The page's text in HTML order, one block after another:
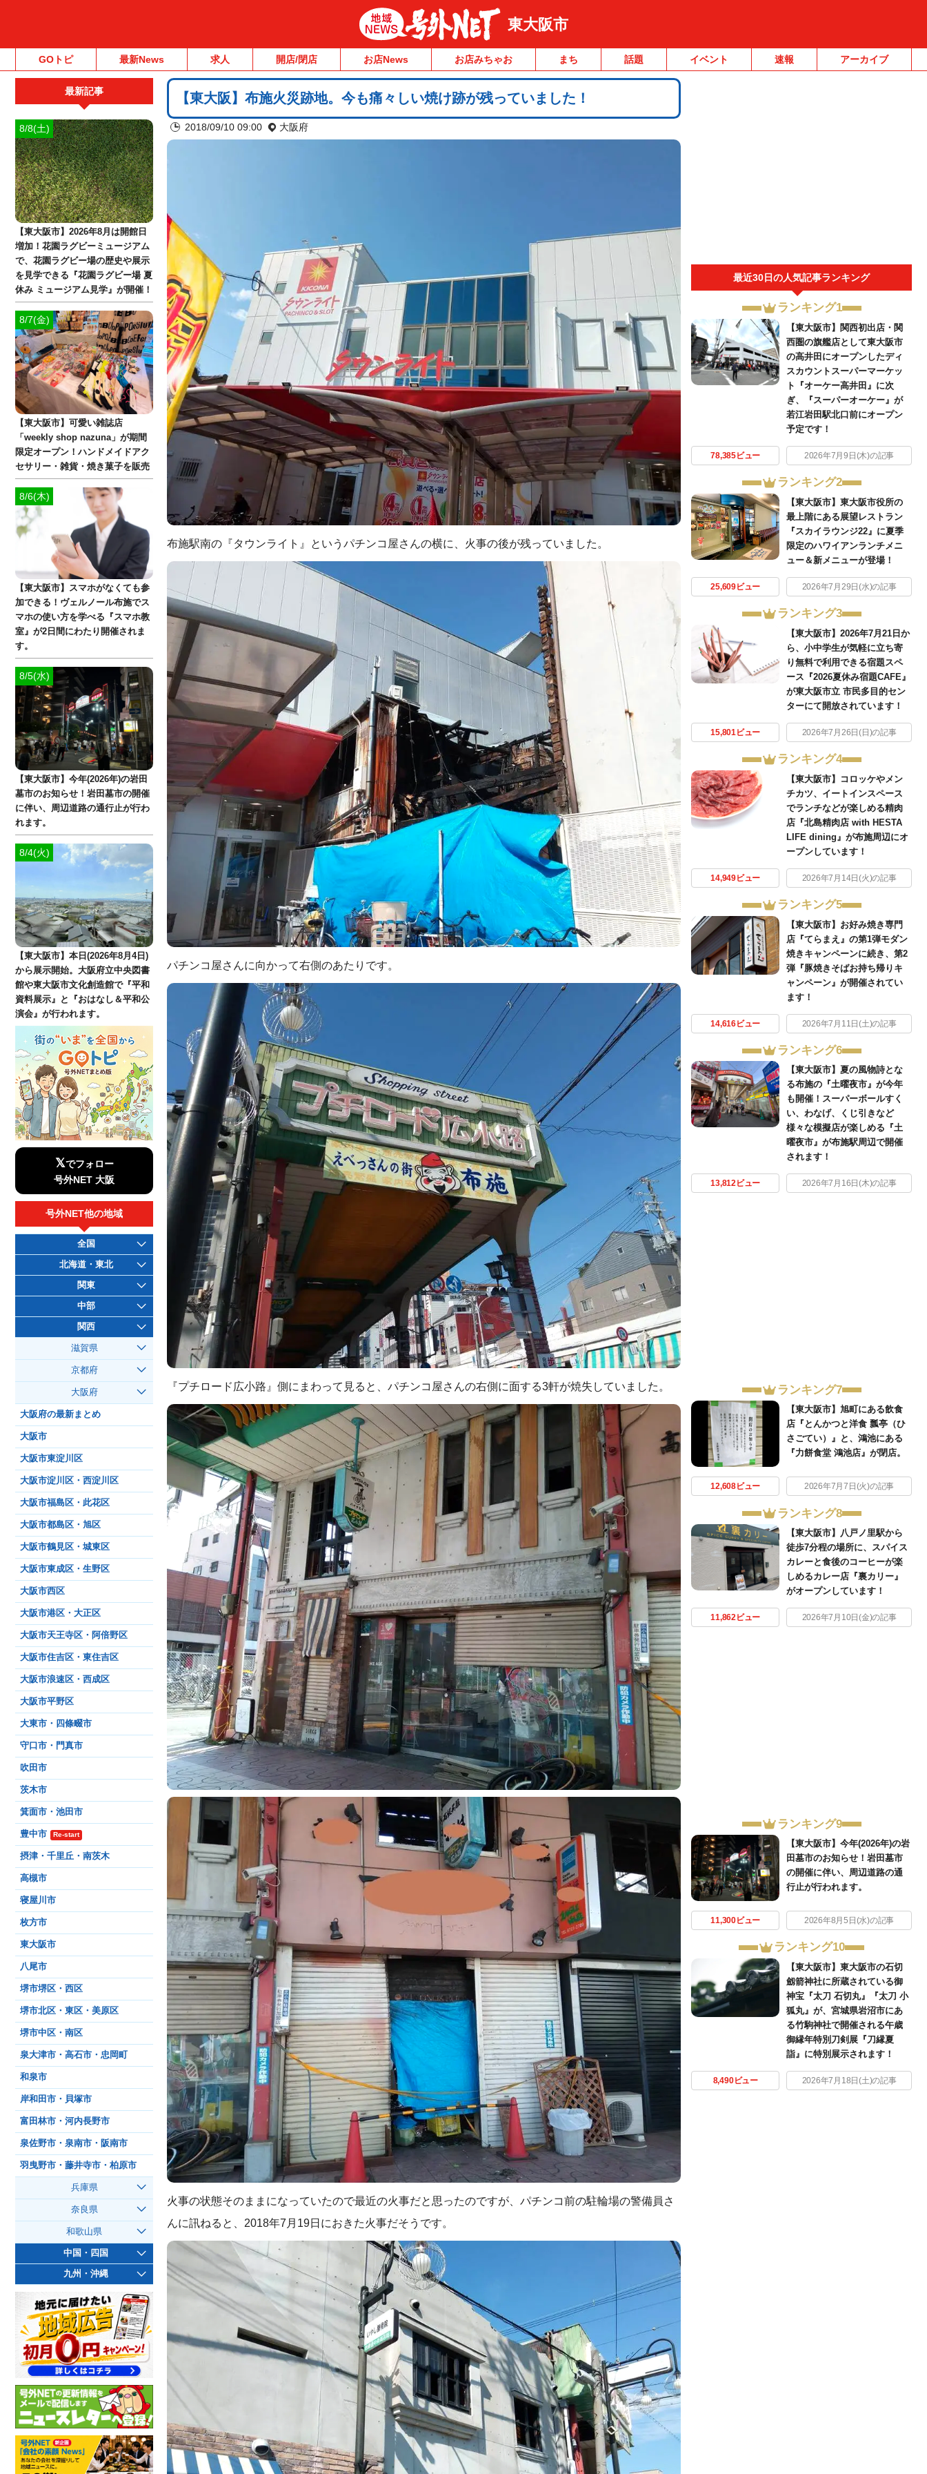
東大阪市
GOトピ 最新News 求人 開店/閉店 お店News お店みちゃお まち 話題 イベント 速報 アーカイブ
【東大阪】布施火災跡地。今も痛々しい焼け跡が残っていました！
2018/09/10 09:00 大阪府
布施駅南の『タウンライト』というパチンコ屋さんの横に、火事の後が残っていました。
パチンコ屋さんに向かって右側のあたりです。
『プチロード広小路』側にまわって見ると、パチンコ屋さんの右側に面する3軒が焼失していました。
火事の状態そのままになっていたので最近の火事だと思ったのですが、パチンコ前の駐輪場の警備員さ
んに訊ねると、2018年7月19日におきた火事だそうです。
最近30日の人気記事ランキング
ランキング1
【東大阪市】関西初出店・関
西圏の旗艦店として東大阪市
の高井田にオープンしたディ
スカウントスーパーマーケッ
ト『オーケー高井田』に次
ぎ、『スーパーオーケー』が
若江岩田駅北口前にオープン
予定です！
78,385ビュー 2026年7月9日(木)の記事
ランキング2
【東大阪市】東大阪市役所の
最上階にある展望レストラン
『スカイラウンジ22』に夏季
限定のハワイアンランチメニ
ュー＆新メニューが登場！
25,609ビュー 2026年7月29日(水)の記事
ランキング3
【東大阪市】2026年7月21日か
ら、小中学生が気軽に立ち寄
り無料で利用できる宿題スペ
ース『2026夏休み宿題CAFE』
が東大阪市立 市民多目的セン
ターにて開放されています！
15,801ビュー 2026年7月26日(日)の記事
ランキング4
【東大阪市】コロッケやメン
チカツ、イートインスペース
でランチなどが楽しめる精肉
店『北島精肉店 with HESTA
LIFE dining』が布施周辺にオ
ープンしています！
14,949ビュー 2026年7月14日(火)の記事
ランキング5
【東大阪市】お好み焼き専門
店『てらまえ』の第1弾モダン
焼きキャンペーンに続き、第2
弾『豚焼きそばお持ち帰りキ
ャンペーン』が開催されてい
ます！
14,616ビュー 2026年7月11日(土)の記事
ランキング6
【東大阪市】夏の風物詩とな
る布施の『土曜夜市』が今年
も開催！スーパーボールすく
い、わなげ、くじ引きなど
様々な模擬店が楽しめる『土
曜夜市』が布施駅周辺で開催
されます！
13,812ビュー 2026年7月16日(木)の記事
ランキング7
【東大阪市】旭町にある飲食
店『とんかつと洋食 瓢亭（ひ
さごてい）』と、鴻池にある
『力餅食堂 鴻池店』が閉店。
12,608ビュー 2026年7月7日(火)の記事
ランキング8
【東大阪市】八戸ノ里駅から
徒歩7分程の場所に、スパイス
カレーと食後のコーヒーが楽
しめるカレー店『裏カリー』
がオープンしています！
11,862ビュー 2026年7月10日(金)の記事
ランキング9
【東大阪市】今年(2026年)の岩
田墓市のお知らせ！岩田墓市
の開催に伴い、周辺道路の通
行止が行われます。
11,300ビュー 2026年8月5日(水)の記事
ランキング10
【東大阪市】東大阪市の石切
劔箭神社に所蔵されている御
神宝『太刀 石切丸』『太刀 小
狐丸』が、宮城県岩沼市にあ
る竹駒神社で開催される午歳
御縁年特別刀剣展『刀縁夏
詣』に特別展示されます！
8,490ビュー 2026年7月18日(土)の記事
最新記事
8/8(土)
【東大阪市】2026年8月は開館日
増加！花園ラグビーミュージアム
で、花園ラグビー場の歴史や展示
を見学できる『花園ラグビー場 夏
休み ミュージアム見学』が開催！
8/7(金)
【東大阪市】可愛い雑誌店
「weekly shop nazuna」が期間
限定オープン！ハンドメイドアク
セサリー・雑貨・焼き菓子を販売
8/6(木)
【東大阪市】スマホがなくても参
加できる！ヴェルノール布施でス
マホの使い方を学べる『スマホ教
室』が2日間にわたり開催されま
す。
8/5(水)
【東大阪市】今年(2026年)の岩田
墓市のお知らせ！岩田墓市の開催
に伴い、周辺道路の通行止が行わ
れます。
8/4(火)
【東大阪市】本日(2026年8月4日)
から展示開始。大阪府立中央図書
館や東大阪市文化創造館で『平和
資料展示』と『おはなし＆平和公
演会』が行われます。
𝕏でフォロー
号外NET 大阪
号外NET他の地域
全国
北海道・東北
関東
中部
関西
滋賀県
京都府
大阪府
大阪府の最新まとめ
大阪市
大阪市東淀川区
大阪市淀川区・西淀川区
大阪市福島区・此花区
大阪市都島区・旭区
大阪市鶴見区・城東区
大阪市東成区・生野区
大阪市西区
大阪市港区・大正区
大阪市天王寺区・阿倍野区
大阪市住吉区・東住吉区
大阪市浪速区・西成区
大阪市平野区
大東市・四條畷市
守口市・門真市
吹田市
茨木市
箕面市・池田市
豊中市 Re-start
摂津・千里丘・南茨木
高槻市
寝屋川市
枚方市
東大阪市
八尾市
堺市堺区・西区
堺市北区・東区・美原区
堺市中区・南区
泉大津市・高石市・忠岡町
和泉市
岸和田市・貝塚市
富田林市・河内長野市
泉佐野市・泉南市・阪南市
羽曳野市・藤井寺市・柏原市
兵庫県
奈良県
和歌山県
中国・四国
九州・沖縄